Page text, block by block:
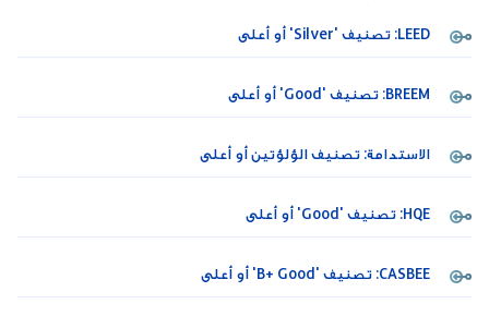
LEED: تصنيف 'Silver' أو أعلى
BREEM: تصنيف 'Good' أو أعلى
الاستدامة: تصنيف الؤلؤتين أو أعلى
HQE: تصنيف 'Good' أو أعلى
CASBEE: تصنيف 'B+ Good' أو أعلى